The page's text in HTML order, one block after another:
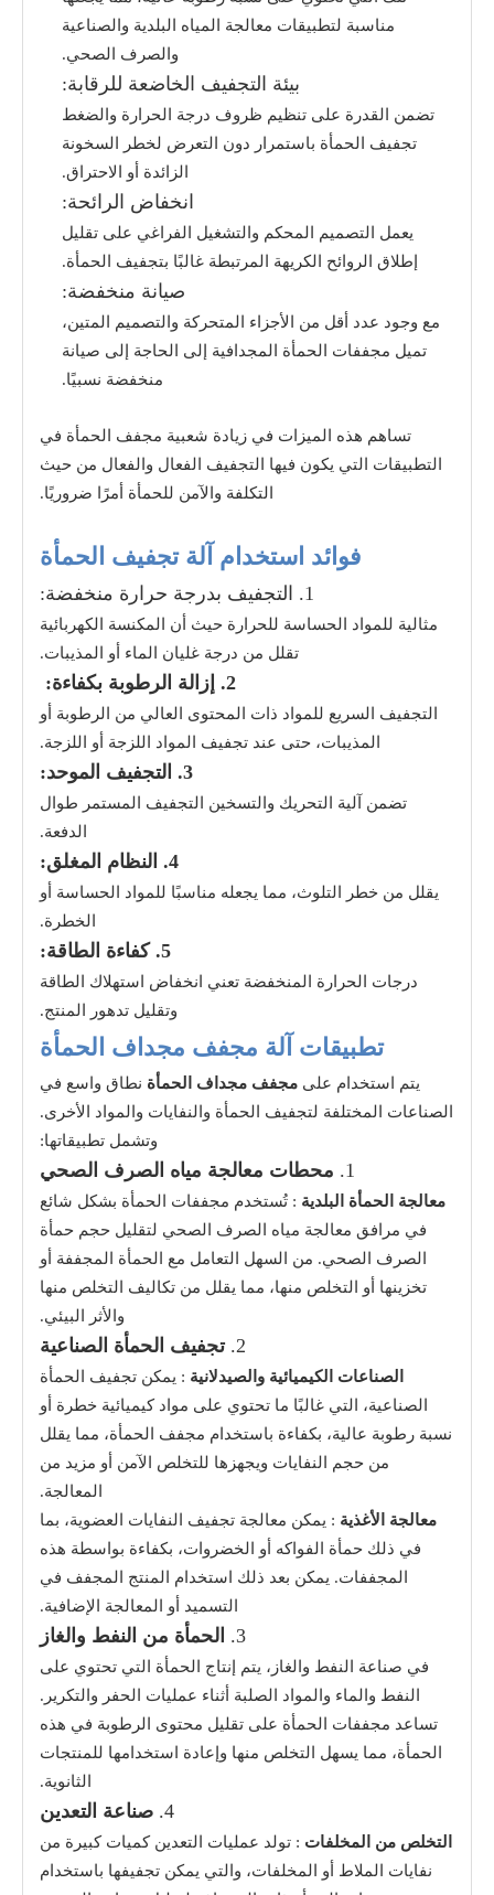
مناسبة لتطبيقات معالجة المياه البلدية والصناعية
والصرف الصحي.
بيئة التجفيف الخاضعة للرقابة:
تضمن القدرة على تنظيم ظروف درجة الحرارة والضغط
تجفيف الحمأة باستمرار دون التعرض لخطر السخونة
الزائدة أو الاحتراق.
انخفاض الرائحة:
يعمل التصميم المحكم والتشغيل الفراغي على تقليل
إطلاق الروائح الكريهة المرتبطة غالبًا بتجفيف الحمأة.
صيانة منخفضة:
مع وجود عدد أقل من الأجزاء المتحركة والتصميم المتين،
تميل مجففات الحمأة المجدافية إلى الحاجة إلى صيانة
منخفضة نسبيًا.
تساهم هذه الميزات في زيادة شعبية مجفف الحمأة في
التطبيقات التي يكون فيها التجفيف الفعال والفعال من حيث
التكلفة والآمن للحمأة أمرًا ضروريًا.
فوائد استخدام آلة تجفيف الحمأة
1. التجفيف بدرجة حرارة منخفضة:
مثالية للمواد الحساسة للحرارة حيث أن المكنسة الكهربائية
تقلل من درجة غليان الماء أو المذيبات.
2. إزالة الرطوبة بكفاءة:
التجفيف السريع للمواد ذات المحتوى العالي من الرطوبة أو
المذيبات، حتى عند تجفيف المواد اللزجة أو اللزجة.
3. التجفيف الموحد:
تضمن آلية التحريك والتسخين التجفيف المستمر طوال
الدفعة.
4. النظام المغلق:
يقلل من خطر التلوث، مما يجعله مناسبًا للمواد الحساسة أو
الخطرة.
5. كفاءة الطاقة:
درجات الحرارة المنخفضة تعني انخفاض استهلاك الطاقة
وتقليل تدهور المنتج.
تطبيقات آلة مجفف مجداف الحمأة
يتم استخدام على مجفف مجداف الحمأة نطاق واسع في
الصناعات المختلفة لتجفيف الحمأة والنفايات والمواد الأخرى.
وتشمل تطبيقاتها:
1. محطات معالجة مياه الصرف الصحي
معالجة الحمأة البلدية : تُستخدم مجففات الحمأة بشكل شائع
في مرافق معالجة مياه الصرف الصحي لتقليل حجم حمأة
الصرف الصحي. من السهل التعامل مع الحمأة المجففة أو
تخزينها أو التخلص منها، مما يقلل من تكاليف التخلص منها
والأثر البيئي.
2. تجفيف الحمأة الصناعية
الصناعات الكيميائية والصيدلانية : يمكن تجفيف الحمأة
الصناعية، التي غالبًا ما تحتوي على مواد كيميائية خطرة أو
نسبة رطوبة عالية، بكفاءة باستخدام مجفف الحمأة، مما يقلل
من حجم النفايات ويجهزها للتخلص الآمن أو مزيد من
المعالجة.
معالجة الأغذية : يمكن معالجة تجفيف النفايات العضوية، بما
في ذلك حمأة الفواكه أو الخضروات، بكفاءة بواسطة هذه
المجففات. يمكن بعد ذلك استخدام المنتج المجفف في
التسميد أو المعالجة الإضافية.
3. الحمأة من النفط والغاز
في صناعة النفط والغاز، يتم إنتاج الحمأة التي تحتوي على
النفط والماء والمواد الصلبة أثناء عمليات الحفر والتكرير.
تساعد مجففات الحمأة على تقليل محتوى الرطوبة في هذه
الحمأة، مما يسهل التخلص منها وإعادة استخدامها للمنتجات
الثانوية.
4. صناعة التعدين
التخلص من المخلفات : تولد عمليات التعدين كميات كبيرة من
نفايات الملاط أو المخلفات، والتي يمكن تجفيفها باستخدام